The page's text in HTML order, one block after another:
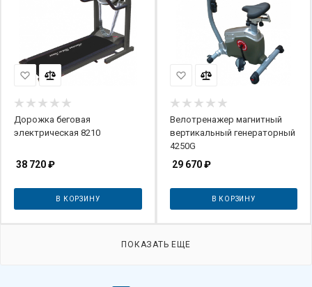
Дорожка беговая
электрическая 8210
38 720₽
В КОРЗИНУ
Велотренажер магнитный
вертикальный генераторный
4250G
29 670₽
В КОРЗИНУ
ПОКАЗАТЬ ЕЩЕ